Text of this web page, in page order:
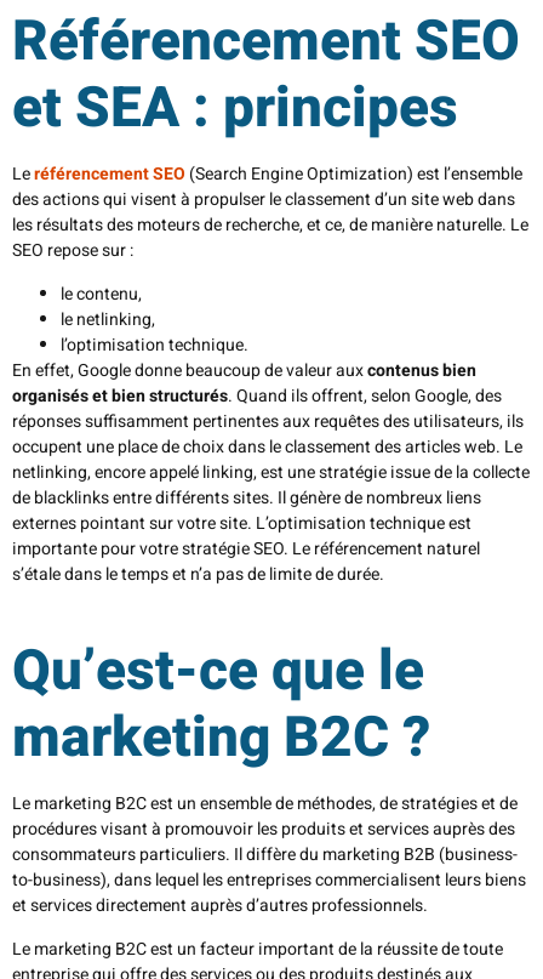
Référencement SEO
et SEA : principes
Leréférencement SEO (Search Engine Optimization) est l’ensemble
des actions qui visent à propulser le classement d’un site web dans
les résultats des moteurs de recherche, et ce, de manière naturelle. Le
SEO repose sur :
le contenu,
le netlinking,
l’optimisation technique.
En effet, Google donne beaucoup de valeur auxcontenus bien
organisés et bien structurés. Quand ils offrent, selon Google, des
réponses suffisamment pertinentes aux requêtes des utilisateurs, ils
occupent une place de choix dans le classement des articles web. Le
netlinking, encore appelé linking, est une stratégie issue de la collecte
de blacklinks entre différents sites. Il génère de nombreux liens
externes pointant sur votre site. L’optimisation technique est
importante pour votre stratégie SEO. Le référencement naturel
s’étale dans le temps et n’a pas de limite de durée.
Qu’est-ce que le
marketing B2C ?
Le marketing B2C est un ensemble de méthodes, de stratégies et de
procédures visant à promouvoir les produits et services auprès des
consommateurs particuliers. Il diffère du marketing B2B (business-
to-business), dans lequel les entreprises commercialisent leurs biens
et services directement auprès d’autres professionnels.
Le marketing B2C est un facteur important de la réussite de toute